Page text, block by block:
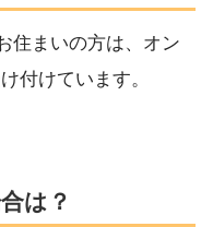
住まいの方は、オン
付けています。
は？